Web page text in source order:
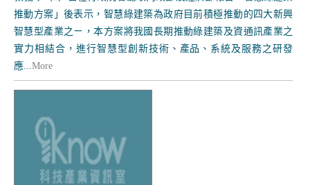
推動方案」後表示，智慧綠建築為政府目前積極推動的四大新興
智慧型產業之ㄧ，本方案將我國長期推動綠建築及資通訊產業之
實力相結合，進行智慧型創新技術、產品、系統及服務之研發
應...More